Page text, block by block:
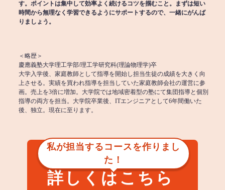
す。ポイントは集中して効率よく続けるコツを掴むこと。まずは短い
時間から無理なく学習できるようにサポートするので、一緒にがんば
りましょう。
＜略歴＞
慶應義塾大学理工学部/理工学研究科(理論物理学)卒
大学入学後、家庭教師として指導を開始し担当生徒の成績を大きく向
上させる。実績を買われ指導を担当していた家庭教師会社の運営に参
画。売上を3倍に増加。大学院では地域密着型の塾にて集団指導と個別
指導の両方を担当。大学院卒業後、ITエンジニアとして6年間働いた
後、独立。現在に至ります。
私が担当するコースを作りまし
た！
詳しくはこちら